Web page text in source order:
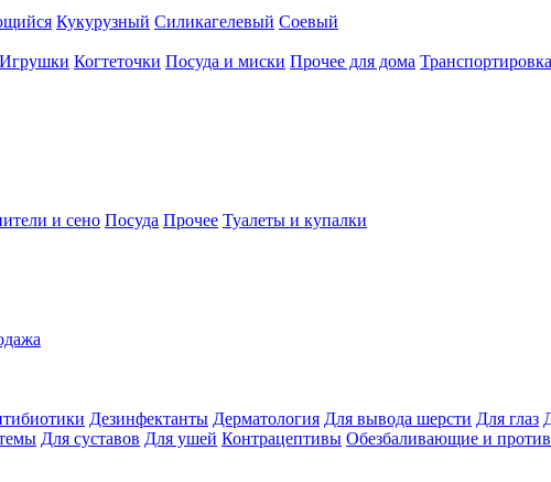
Кукурузный Силикагелевый Соевый
Игрушки Когтеточки Посуда и миски Прочее для дома
и сено Посуда Прочее Туалеты и купалки
Дезинфектанты Дерматология Для вывода шерсти Для глаз
Для суставов Для ушей Контрацептивы Обезбаливающие и